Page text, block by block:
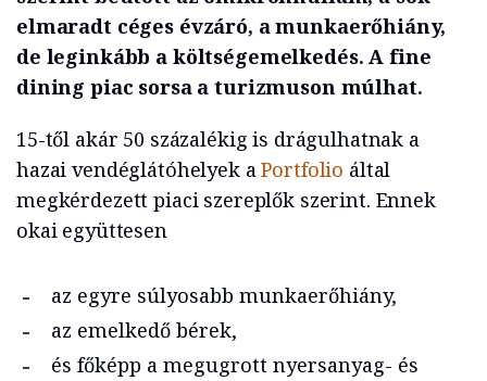
elmaradt céges évzáró, a munkaerőhiány,
de leginkább a költségemelkedés. A fine
dining piac sorsa a turizmuson múlhat.
15-től akár 50 százalékig is drágulhatnak a
hazai vendéglátóhelyek aPortfolio által
megkérdezett piaci szereplők szerint. Ennek
okai együttesen
az egyre súlyosabb munkaerőhiány,
az emelkedő bérek,
és főképp a megugrott nyersanyag- és